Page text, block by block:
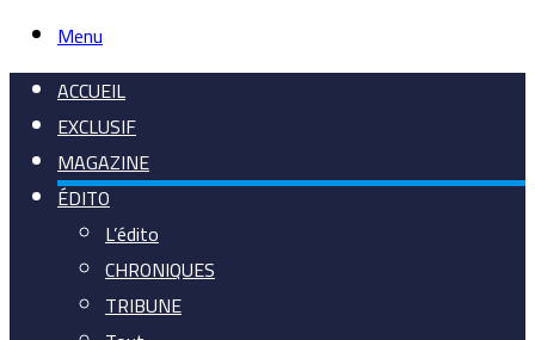
Menu
ACCUEIL
EXCLUSIF
MAGAZINE
ÉDITO
L’édito
CHRONIQUES
TRIBUNE